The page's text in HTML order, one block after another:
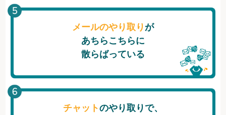
メールのやり取り が
あちらこちらに
散らばっている
チャットのやり取りで、